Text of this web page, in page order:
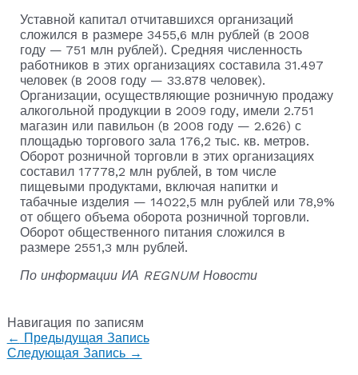
Уставной капитал отчитавшихся организаций
сложился в размере 3455,6 млн рублей (в 2008
году — 751 млн рублей). Средняя численность
работников в этих организациях составила 31.497
человек (в 2008 году — 33.878 человек).
Организации, осуществляющие розничную продажу
алкогольной продукции в 2009 году, имели 2.751
магазин или павильон (в 2008 году — 2.626) с
площадью торгового зала 176,2 тыс. кв. метров.
Оборот розничной торговли в этих организациях
составил 17778,2 млн рублей, в том числе
пищевыми продуктами, включая напитки и
табачные изделия — 14022,5 млн рублей или 78,9%
от общего объема оборота розничной торговли.
Оборот общественного питания сложился в
размере 2551,3 млн рублей.
По информации ИА REGNUM Новости
Навигация по записям
← Предыдущая Запись
Следующая Запись →